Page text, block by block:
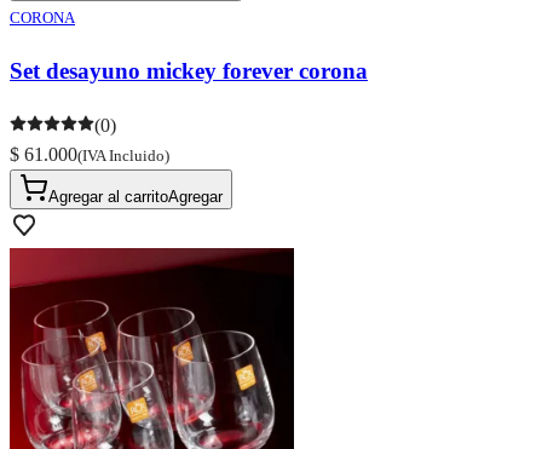
CORONA
Set desayuno mickey forever corona
(0)
$ 61.000(IVA Incluido)
Agregar al carritoAgregar